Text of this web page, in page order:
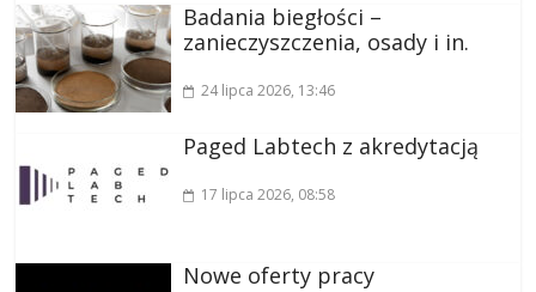
Badania biegłości –
zanieczyszczenia, osady i in.
24 lipca 2026, 13:46
Paged Labtech z akredytacją
17 lipca 2026, 08:58
Nowe oferty pracy